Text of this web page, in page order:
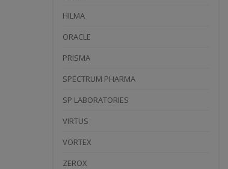
HILMA
ORACLE
PRISMA
SPECTRUM PHARMA
SP LABORATORIES
VIRTUS
VORTEX
ZEROX